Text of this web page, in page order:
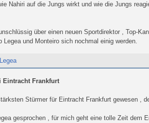
Nahiri auf die Jungs wirkt und wie die Jungs
über einen neuen Sportdirektor , Top-
Legea und Monteiro sich nochmal einig werden.
Eintracht Frankfurt
Stürmer für Eintracht Frankfurt gewesen ,
gesprochen , für mich geht eine tolle Zeit dem